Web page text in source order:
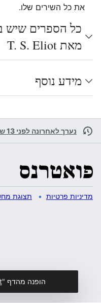
את כל השירים שלו.
כל הספרים שיש
מאת T. S. Eliot
מידע נוסף
נערך לאחרונה לפני 13 שנים
מדיניות פרטיות תצוגת
הופנה מהדף "